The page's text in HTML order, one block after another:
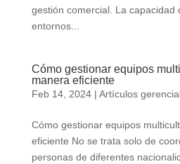
gestión comercial. La capacidad
entornos...
Cómo gestionar equipos
manera eficiente
Feb 14, 2024| Artículos
Cómo gestionar equipos
eficiente No se trata solo de
personas de diferentes